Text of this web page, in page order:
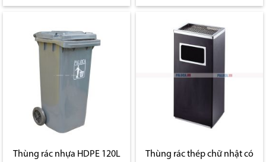
Thùng rác nhựa HDPE 120L
Thùng rác thép chữ nhật có